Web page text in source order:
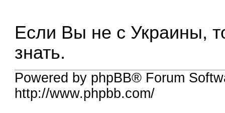
Если Вы не с Украины,
знать.
Powered by phpBB® Forum
http://www.phpbb.com/